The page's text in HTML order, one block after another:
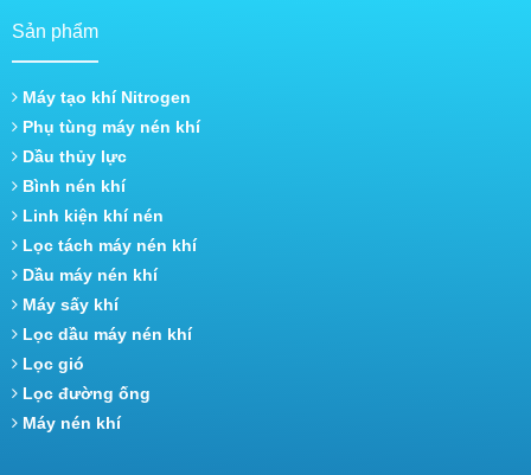
Sản phẩm
Máy tạo khí Nitrogen
Phụ tùng máy nén khí
Dầu thủy lực
Bình nén khí
Linh kiện khí nén
Lọc tách máy nén khí
Dầu máy nén khí
Máy sấy khí
Lọc dầu máy nén khí
Lọc gió
Lọc đường ống
Máy nén khí